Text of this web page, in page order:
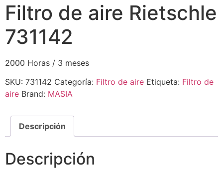
Filtro de aire Rietschle
731142
2000 Horas / 3 meses
SKU: 731142 Categoría: Filtro de aire Etiqueta: Filtro de
aire Brand: MASIA
Descripción
Descripción